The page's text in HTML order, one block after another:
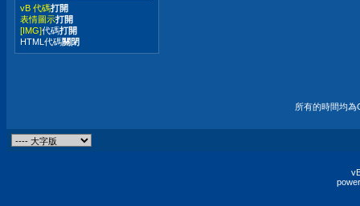
vB 代碼打開
表情圖示打開
[IMG]代碼打開
HTML代碼關閉
所有的時間均為